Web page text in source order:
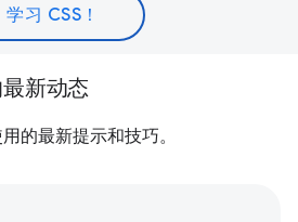
学习 CSS！
新动态
的最新提示和技巧。